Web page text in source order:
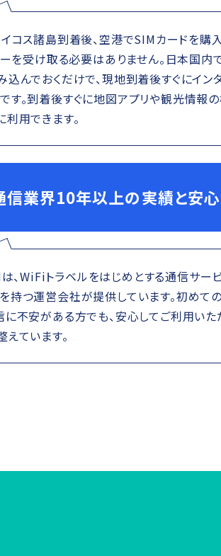
イコス諸島到着後、空港でSIMカードを購
を受け取る必要はありません。日本国内
込んでおくだけで、現地到着後すぐにイン
す。到着後すぐに地図アプリや観光情報
利用できます。
信業界10年以上の実績と安心
、WiFiトラベルをはじめとする通信サー
持つ運営会社が提供しています。初めて
に不安がある方でも、安心してご利用い
ています。